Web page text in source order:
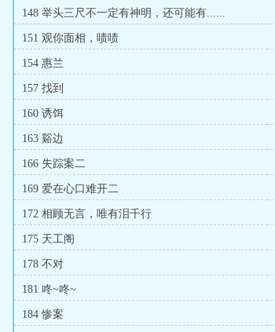
148 举头三尺不一定有神明，还可能有......
151 观你面相，啧啧
154 惠兰
157 找到
160 诱饵
163 谿边
166 失踪案二
169 爱在心口难开二
172 相顾无言，唯有泪千行
175 天工阁
178 不对
181 咚~咚~
184 惨案